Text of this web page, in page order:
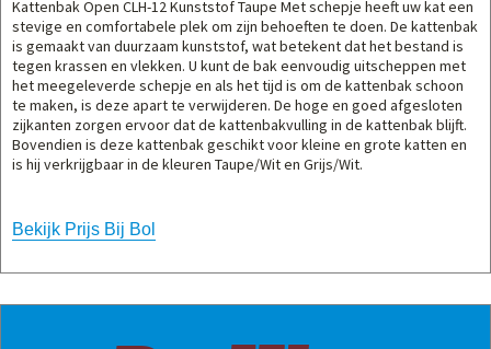
Kattenbak Open CLH-12 Kunststof Taupe Met schepje heeft uw kat een
stevige en comfortabele plek om zijn behoeften te doen. De kattenbak
is gemaakt van duurzaam kunststof, wat betekent dat het bestand is
tegen krassen en vlekken. U kunt de bak eenvoudig uitscheppen met
het meegeleverde schepje en als het tijd is om de kattenbak schoon
te maken, is deze apart te verwijderen. De hoge en goed afgesloten
zijkanten zorgen ervoor dat de kattenbakvulling in de kattenbak blijft.
Bovendien is deze kattenbak geschikt voor kleine en grote katten en
is hij verkrijgbaar in de kleuren Taupe/Wit en Grijs/Wit.
Bekijk Prijs Bij Bol